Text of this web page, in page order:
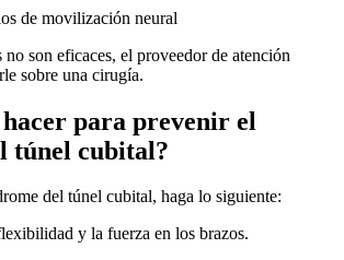
de movilización neural
no son eficaces, el proveedor de atención
sobre una cirugía.
hacer para prevenir el
túnel cubital?
del túnel cubital, haga lo siguiente:
y la fuerza en los brazos.